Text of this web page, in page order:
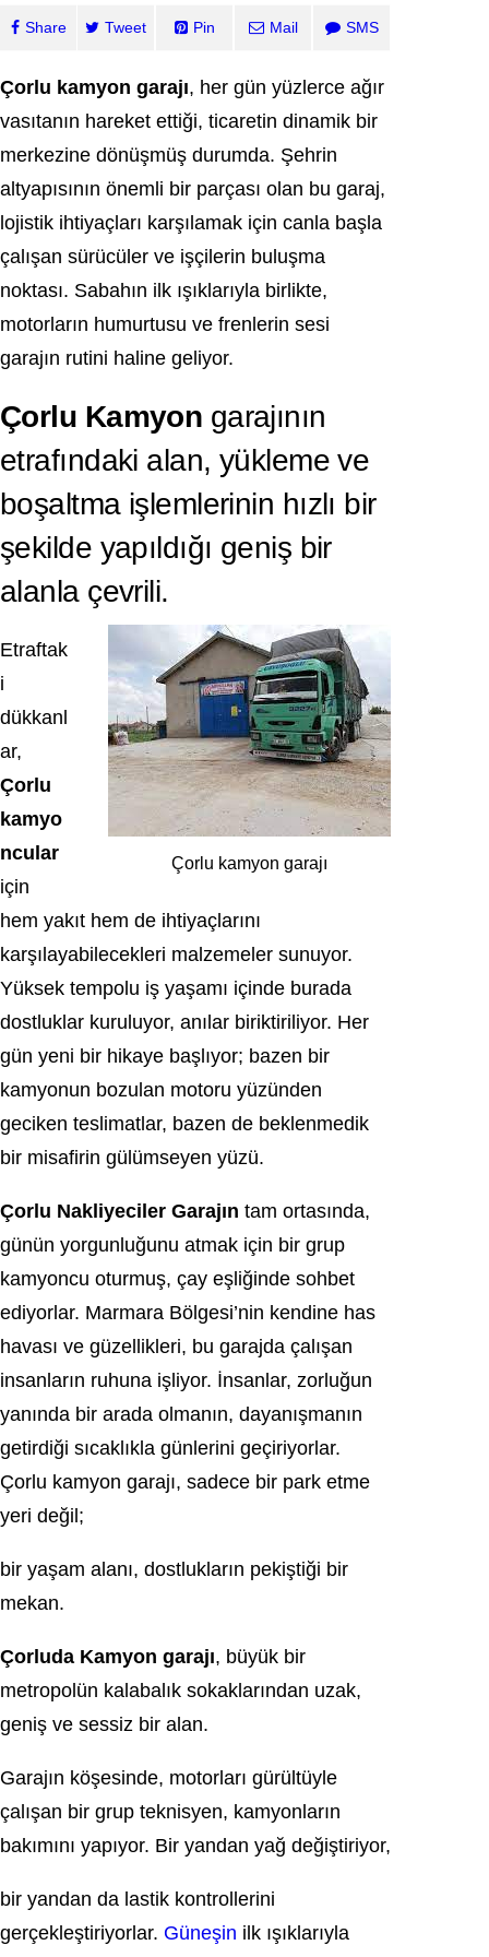
Share Tweet Pin Mail SMS
Çorlu kamyon garajı, her gün yüzlerce ağır
vasıtanın hareket ettiği, ticaretin dinamik bir
merkezine dönüşmüş durumda. Şehrin
altyapısının önemli bir parçası olan bu garaj,
lojistik ihtiyaçları karşılamak için canla başla
çalışan sürücüler ve işçilerin buluşma
noktası. Sabahın ilk ışıklarıyla birlikte,
motorların humurtusu ve frenlerin sesi
garajın rutini haline geliyor.
Çorlu Kamyon garajının
etrafındaki alan, yükleme ve
boşaltma işlemlerinin hızlı bir
şekilde yapıldığı geniş bir
alanla çevrili.
Çorlu kamyon garajı
Etraftak
i
dükkanl
ar,
Çorlu
kamyo
ncular
için
hem yakıt hem de ihtiyaçlarını
karşılayabilecekleri malzemeler sunuyor.
Yüksek tempolu iş yaşamı içinde burada
dostluklar kuruluyor, anılar biriktiriliyor. Her
gün yeni bir hikaye başlıyor; bazen bir
kamyonun bozulan motoru yüzünden
geciken teslimatlar, bazen de beklenmedik
bir misafirin gülümseyen yüzü.
Çorlu Nakliyeciler Garajın tam ortasında,
günün yorgunluğunu atmak için bir grup
kamyoncu oturmuş, çay eşliğinde sohbet
ediyorlar. Marmara Bölgesi’nin kendine has
havası ve güzellikleri, bu garajda çalışan
insanların ruhuna işliyor. İnsanlar, zorluğun
yanında bir arada olmanın, dayanışmanın
getirdiği sıcaklıkla günlerini geçiriyorlar.
Çorlu kamyon garajı, sadece bir park etme
yeri değil;
bir yaşam alanı, dostlukların pekiştiği bir
mekan.
Çorluda Kamyon garajı, büyük bir
metropolün kalabalık sokaklarından uzak,
geniş ve sessiz bir alan.
Garajın köşesinde, motorları gürültüyle
çalışan bir grup teknisyen, kamyonların
bakımını yapıyor. Bir yandan yağ değiştiriyor,
bir yandan da lastik kontrollerini
gerçekleştiriyorlar. Güneşin ilk ışıklarıyla